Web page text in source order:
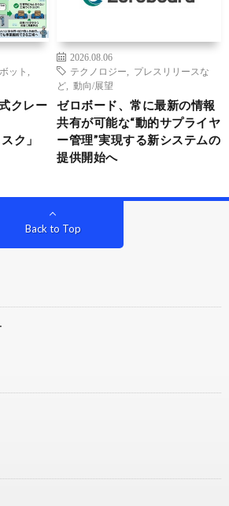
ット
クレー
ク」
2026.08.06
テクノロジー
プレスリリースな
ど
動向/展望
ゼロボード、常に最新の情報
共有が可能な“動的サプライヤ
ー管理”実現する新システムの
提供開始へ
Back to Top